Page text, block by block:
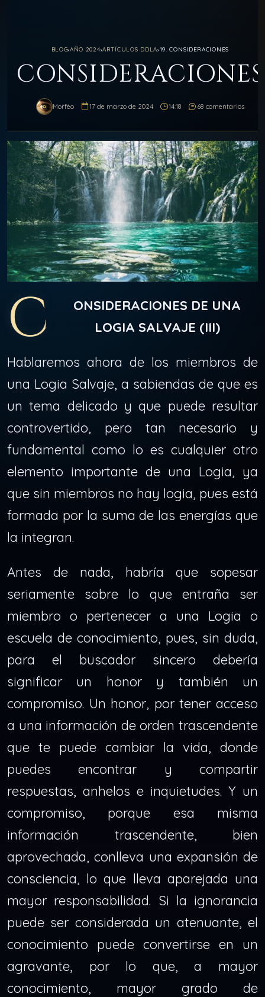
BLOG›AÑO 2024›ARTÍCULOS DDLA›19. CONSIDERACIONES
CONSIDERACIONES
Morféo 17 de marzo de 2024 14:18 68 comentarios
C
ONSIDERACIONES DE UNA
LOGIA SALVAJE (III)
Hablaremos ahora de los miembros de
una Logia Salvaje, a sabiendas de que es
un tema delicado y que puede resultar
controvertido, pero tan necesario y
fundamental como lo es cualquier otro
elemento importante de una Logia, ya
que sin miembros no hay logia, pues está
formada por la suma de las energías que
la integran.
Antes de nada, habría que sopesar
seriamente sobre lo que entraña ser
miembro o pertenecer a una Logia o
escuela de conocimiento, pues, sin duda,
para el buscador sincero debería
significar un honor y también un
compromiso. Un honor, por tener acceso
a una información de orden trascendente
que te puede cambiar la vida, donde
puedes encontrar y compartir
respuestas, anhelos e inquietudes. Y un
compromiso, porque esa misma
información trascendente, bien
aprovechada, conlleva una expansión de
consciencia, lo que lleva aparejada una
mayor responsabilidad. Si la ignorancia
puede ser considerada un atenuante, el
conocimiento puede convertirse en un
agravante, por lo que, a mayor
conocimiento, mayor grado de